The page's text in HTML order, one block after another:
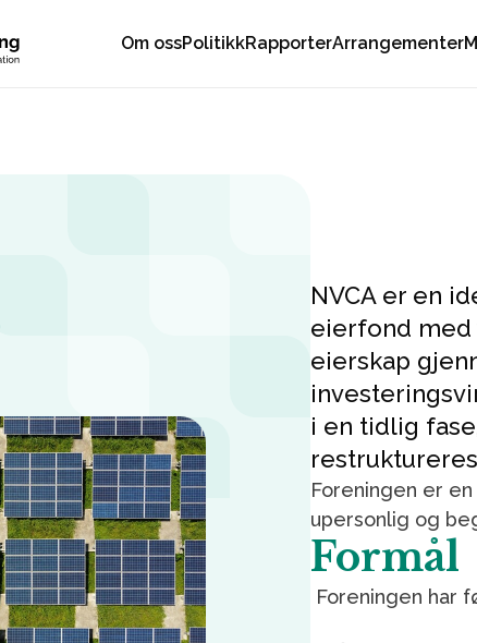
Om ossPolitikkRapporterArrangementer
NVCA er en
eierfond med
eierskap
i en tidlig
Foreningen er
upersonlig og
Formål
Foreningen har